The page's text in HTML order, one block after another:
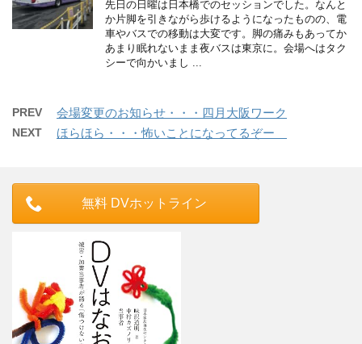
先日の日曜は日本橋でのセッションでした。なんと
か片脚を引きながら歩けるようになったものの、電
車やバスでの移動は大変です。脚の痛みもあってか
あまり眠れないまま夜バスは東京に。会場へはタク
シーで向かいまし ...
PREV 会場変更のお知らせ・・・四月大阪ワーク
NEXT ほらほら・・・怖いことになってるぞー
無料 DVホットライン